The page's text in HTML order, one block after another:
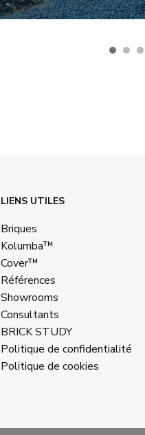
LIENS UTILES
Briques
Kolumba™
Cover™
Références
Showrooms
Consultants
BRICK STUDY
Politique de confidentialité
Politique de cookies